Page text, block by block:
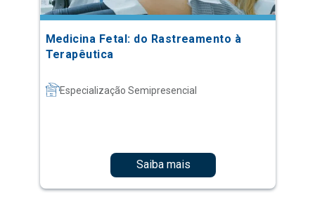
Medicina Fetal: do Rastreamento à
Terapêutica
Especialização Semipresencial
Saiba mais